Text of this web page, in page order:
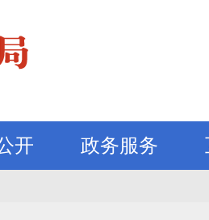
开 政务服务